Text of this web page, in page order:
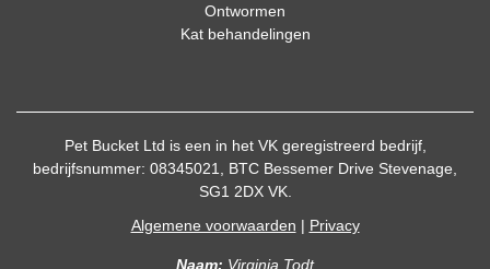
Ontwormen
Kat behandelingen
Pet Bucket Ltd is een in het VK geregistreerd bedrijf,
bedrijfsnummer: 08345021, BTC Bessemer Drive Stevenage,
SG1 2DX VK.
Algemene voorwaarden | Privacy
Naam: Virginia Todt